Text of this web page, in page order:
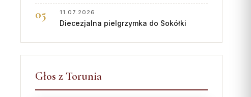
11.07.2026
Diecezjalna pielgrzymka do Sokółki
Głos z Torunia